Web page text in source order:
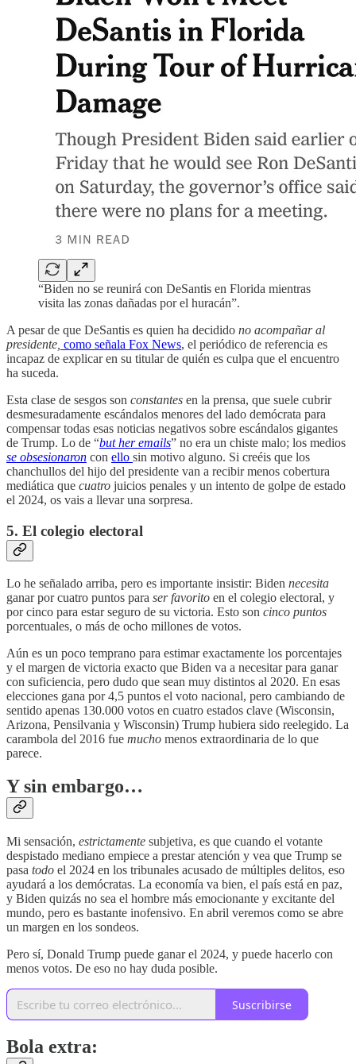
“Biden no se reunirá con DeSantis en Florida mientras
visita las zonas dañadas por el huracán”.
A pesar de que DeSantis es quien ha decidido no acompañar al
presidente, como señala Fox News, el periódico de referencia es
incapaz de explicar en su titular de quién es culpa que el encuentro
ha suceda.
Esta clase de sesgos son constantes en la prensa, que suele cubrir
desmesuradamente escándalos menores del lado demócrata para
compensar todas esas noticias negativos sobre escándalos gigantes
de Trump. Lo de “but her emails” no era un chiste malo; los medios
se obsesionaron con ello sin motivo alguno. Si creéis que los
chanchullos del hijo del presidente van a recibir menos cobertura
mediática que cuatro juicios penales y un intento de golpe de estado
el 2024, os vais a llevar una sorpresa.
5. El colegio electoral
Lo he señalado arriba, pero es importante insistir: Biden necesita
ganar por cuatro puntos para ser favorito en el colegio electoral, y
por cinco para estar seguro de su victoria. Esto son cinco puntos
porcentuales, o más de ocho millones de votos.
Aún es un poco temprano para estimar exactamente los porcentajes
y el margen de victoria exacto que Biden va a necesitar para ganar
con suficiencia, pero dudo que sean muy distintos al 2020. En esas
elecciones gana por 4,5 puntos el voto nacional, pero cambiando de
sentido apenas 130.000 votos en cuatro estados clave (Wisconsin,
Arizona, Pensilvania y Wisconsin) Trump hubiera sido reelegido. La
carambola del 2016 fue mucho menos extraordinaria de lo que
parece.
Y sin embargo…
Mi sensación, estrictamente subjetiva, es que cuando el votante
despistado mediano empiece a prestar atención y vea que Trump se
pasa todo el 2024 en los tribunales acusado de múltiples delitos, eso
ayudará a los demócratas. La economía va bien, el país está en paz,
y Biden quizás no sea el hombre más emocionante y excitante del
mundo, pero es bastante inofensivo. En abril veremos como se abre
un margen en los sondeos.
Pero sí, Donald Trump puede ganar el 2024, y puede hacerlo con
menos votos. De eso no hay duda posible.
Suscribirse
Bola extra: